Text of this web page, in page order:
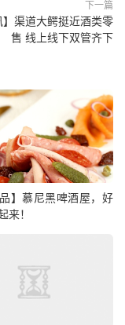
下一篇
】渠道大鳄挺近酒类零
售 线上线下双管齐下
品】慕尼黑啤酒屋，好
来！